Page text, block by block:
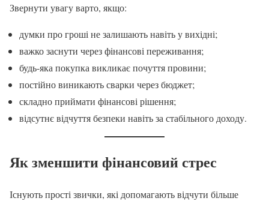
Звернути увагу варто, якщо:
думки про гроші не залишають навіть у вихідні;
важко заснути через фінансові переживання;
будь-яка покупка викликає почуття провини;
постійно виникають сварки через бюджет;
складно приймати фінансові рішення;
відсутнє відчуття безпеки навіть за стабільного доходу.
Як зменшити фінансовий стрес
Існують прості звички, які допомагають відчути більше